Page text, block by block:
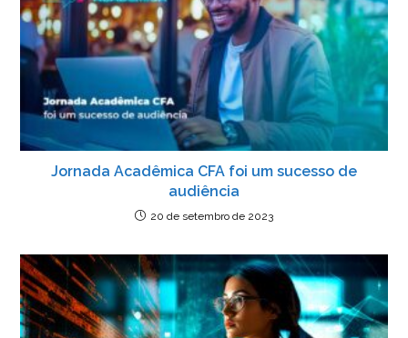
k
y
Jornada Acadêmica CFA foi um sucesso de
audiência
20 de setembro de 2023